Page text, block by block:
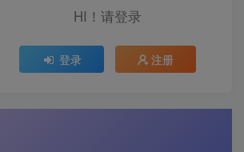
HI！请登录
登录 注册